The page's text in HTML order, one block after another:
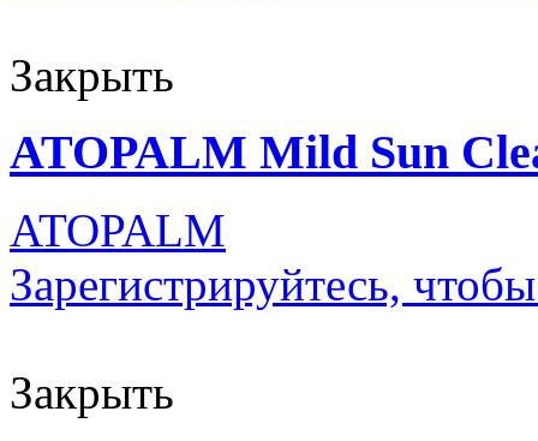
Закрыть
ATOPALM Mild Sun
ATOPALM
Зарегистрируйтесь,
Закрыть